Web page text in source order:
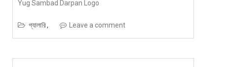
Yug Sambad Darpan Logo
গ্যালারি Leave a comment